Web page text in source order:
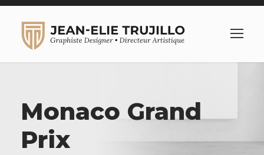
Monaco Grand
Prix